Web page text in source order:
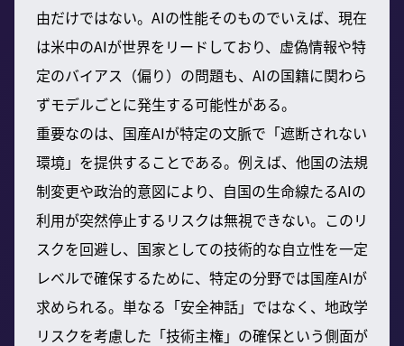
由だけではない。AIの性能そのものでいえば、現在
は米中のAIが世界をリードしており、虚偽情報や特
定のバイアス（偏り）の問題も、AIの国籍に関わら
ずモデルごとに発生する可能性がある。
重要なのは、国産AIが特定の文脈で「遮断されない
環境」を提供することである。例えば、他国の法規
制変更や政治的意図により、自国の生命線たるAIの
利用が突然停止するリスクは無視できない。このリ
スクを回避し、国家としての技術的な自立性を一定
レベルで確保するために、特定の分野では国産AIが
求められる。単なる「安全神話」ではなく、地政学
リスクを考慮した「技術主権」の確保という側面が